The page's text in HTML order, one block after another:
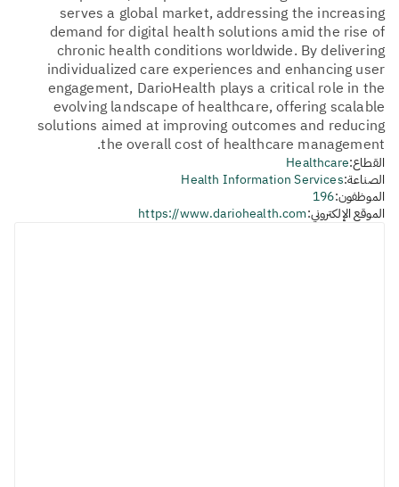
serves a global market, addressing the increasing
demand for digital health solutions amid the rise of
chronic health conditions worldwide. By delivering
individualized care experiences and enhancing user
engagement, DarioHealth plays a critical role in the
evolving landscape of healthcare, offering scalable
solutions aimed at improving outcomes and reducing
the overall cost of healthcare management.
القطاع:Healthcare
الصناعة:Health Information Services
الموظفون:196
الموقع الإلكتروني:https://www.dariohealth.com